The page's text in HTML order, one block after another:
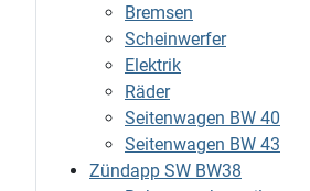
Bremsen
Scheinwerfer
Elektrik
Räder
Seitenwagen BW 40
Seitenwagen BW 43
Zündapp SW BW38